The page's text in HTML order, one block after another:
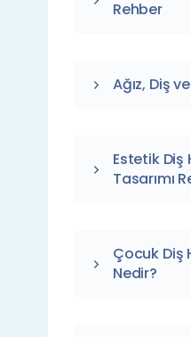
Rehber
Ağız, Diş
Estetik Diş
Tasarımı
Çocuk Diş
Nedir?